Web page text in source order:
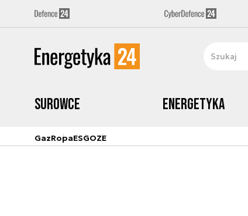
Surowce Energetyka
GazRopaESGOZE